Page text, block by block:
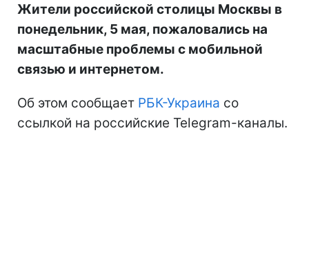
Жители российской столицы Москвы в
понедельник, 5 мая, пожаловались на
масштабные проблемы с мобильной
связью и интернетом.
Об этом сообщает РБК-Украина со
ссылкой на российские Telegram-каналы.